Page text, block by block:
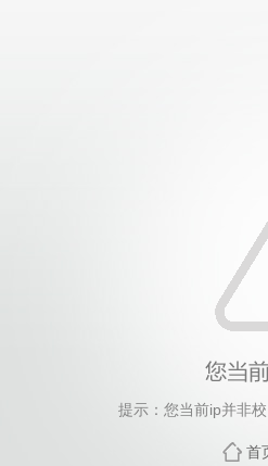
提示：您当前ip并非
首